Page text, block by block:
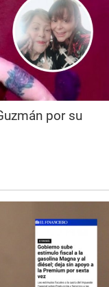
por su